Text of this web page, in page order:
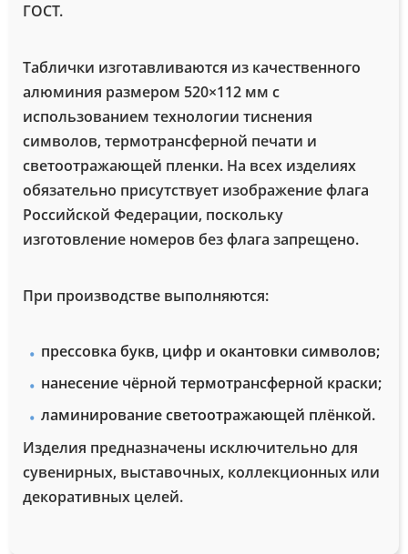
ГОСТ.
Таблички изготавливаются из качественного
алюминия размером 520×112 мм с
использованием технологии тиснения
символов, термотрансферной печати и
светоотражающей пленки. На всех изделиях
обязательно присутствует изображение флага
Российской Федерации, поскольку
изготовление номеров без флага запрещено.
При производстве выполняются:
прессовка букв, цифр и окантовки символов;
нанесение чёрной термотрансферной краски;
ламинирование светоотражающей плёнкой.
Изделия предназначены исключительно для
сувенирных, выставочных, коллекционных или
декоративных целей.